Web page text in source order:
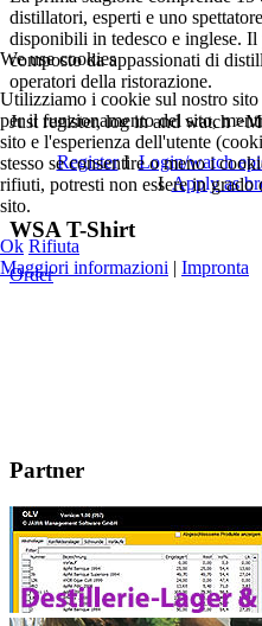
distillatori, esperti e uno
disponibili in tedesco e inglese.
composto da appassionati di
operatori della ristorazione.
Just register, log in and watch
RegisterILogin/watch
IApply as
WSA T-Shirt
Order
Partner
We use cookies
Utilizziamo i cookie sul nostro
per il funzionamento del sito,
sito e l'esperienza dell'utente
stesso se consentire o meno i
rifiuti, potresti non essere in
sito.
Ok Rifiuta
Maggiori informazioni | Impronta